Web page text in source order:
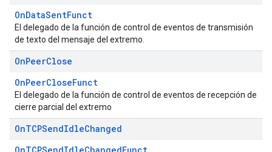
OnDataSentFunct
El delegado de la función de control de eventos de transmisión
de texto del mensaje del extremo.
OnPeerClose
OnPeerCloseFunct
El delegado de la función de control de eventos de recepción de
cierre parcial del extremo
OnTCPSendIdleChanged